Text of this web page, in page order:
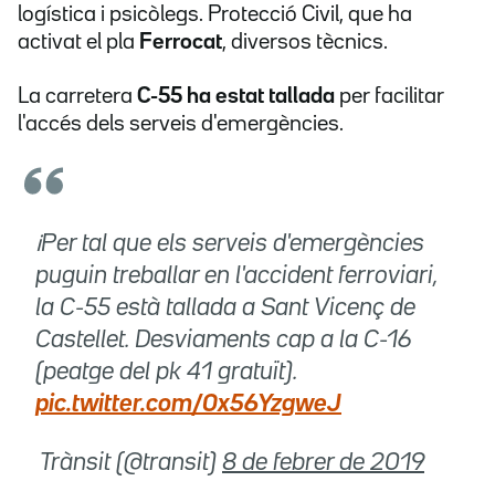
logística i psicòlegs. Protecció Civil, que ha
activat el pla Ferrocat, diversos tècnics.
La carretera C-55 ha estat tallada per facilitar
l'accés dels serveis d'emergències.
ℹPer tal que els serveis d'emergències
puguin treballar en l'accident ferroviari,
la C-55 està tallada a Sant Vicenç de
Castellet. Desviaments cap a la C-16
(peatge del pk 41 gratuït).
pic.twitter.com/0x56YzgweJ
 Trànsit (@transit) 8 de febrer de 2019